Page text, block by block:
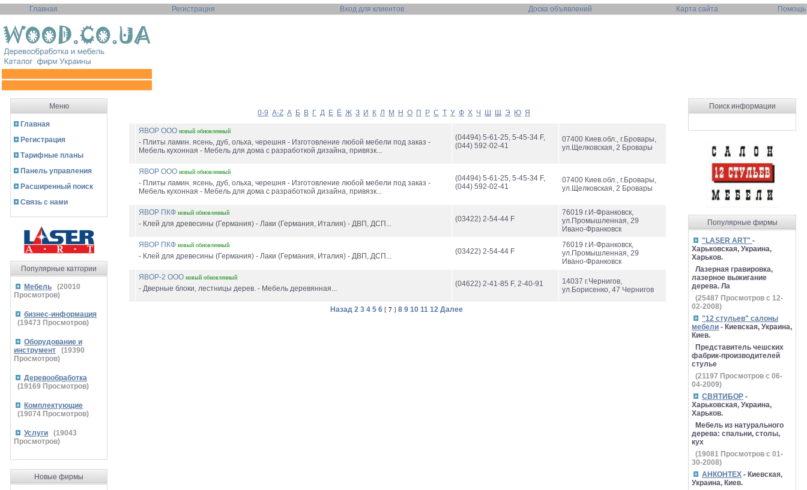
Главная Регистрация Вход для клиентов Доска объявлений Карта сайта Помощь
Меню
Главная
Регистрация
Тарифные планы
Панель управления
Расширенный поиск
Связь с нами
Популярные катгории
Мебель (20010
Просмотров)
бизнес-информация
(19473 Просмотров)
Оборудование и
инструмент
(19390
Просмотров)
Деревообработка
(19169 Просмотров)
Комплектующие
(19074 Просмотров)
Услуги (19043
Просмотров)
Новые фирмы
0-9 A-Z А Б В Г Д Е Ё Ж З И К Л М Н О П Р С Т У Ф Х Ч Ш Щ Э Ю Я
ЯВОР ООО новый обновленный
- Плиты ламин. ясень, дуб, ольха, черешня - Изготовление любой мебели под заказ -
Мебель кухонная - Мебель для дома с разработкой дизайна, привязк...
(04494) 5-61-25, 5-45-34 F,
(044) 592-02-41
07400 Киев.обл., г.Бровары,
ул.Щелковская, 2 Бровары
ЯВОР ООО новый обновленный
- Плиты ламин. ясень, дуб, ольха, черешня - Изготовление любой мебели под заказ -
Мебель кухонная - Мебель для дома с разработкой дизайна, привязк...
(04494) 5-61-25, 5-45-34 F,
(044) 592-02-41
07400 Киев.обл., г.Бровары,
ул.Щелковская, 2 Бровары
ЯВОР ПКФ новый обновленный
- Клей для древесины (Германия) - Лаки (Германия, Италия) - ДВП, ДСП...
(03422) 2-54-44 F
76019 г.И-Франковск,
ул.Промышленная, 29
Ивано-Франковск
ЯВОР ПКФ новый обновленный
- Клей для древесины (Германия) - Лаки (Германия, Италия) - ДВП, ДСП...
(03422) 2-54-44 F
76019 г.И-Франковск,
ул.Промышленная, 29
Ивано-Франковск
ЯВОР-2 ООО новый обновленный
- Дверные блоки, лестницы дерев. - Мебель деревянная...
(04622) 2-41-85 F, 2-40-91
14037 г.Чернигов,
ул.Борисенко, 47 Чернигов
Назад 2 3 4 5 6 [ 7 ] 8 9 10 11 12 Далее
Поиск информации
Популярные фирмы
"LASER ART" -
Харьковская, Украина,
Харьков.
Лазерная гравировка,
лазерное выжигание
дерева. Ла
(25487 Просмотров с 12-
02-2008)
"12 стульев" салоны
мебели - Киевская, Украина,
Киев.
Представитель чешских
фабрик-производителей
стулье
(21197 Просмотров с 06-
04-2009)
СВЯТИБОР -
Харьковская, Украина,
Харьков.
Мебель из натурального
дерева: спальни, столы,
кух
(19081 Просмотров с 01-
30-2008)
АНКОНТЕХ - Киевская,
Украина, Киев.